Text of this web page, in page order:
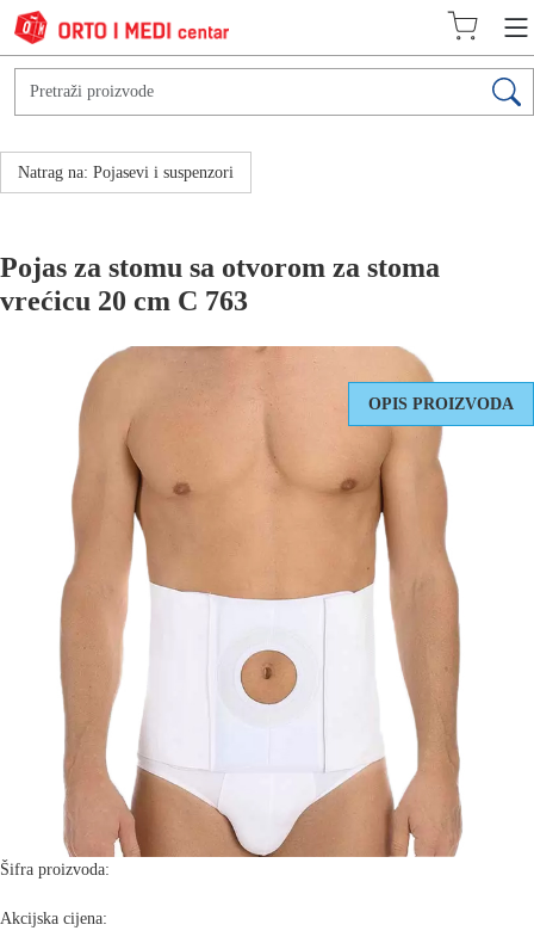
Natrag na: Pojasevi i suspenzori
Pojas za stomu sa otvorom za stoma
vrećicu 20 cm C 763
OPIS PROIZVODA
Šifra proizvoda:
Akcijska cijena: